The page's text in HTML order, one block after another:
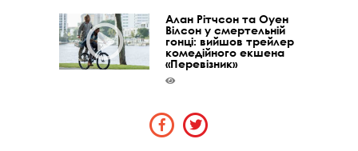
Алан Рітчсон та Оуен
Вілсон у смертельній
гонці: вийшов трейлер
комедійного екшена
«Перевізник»